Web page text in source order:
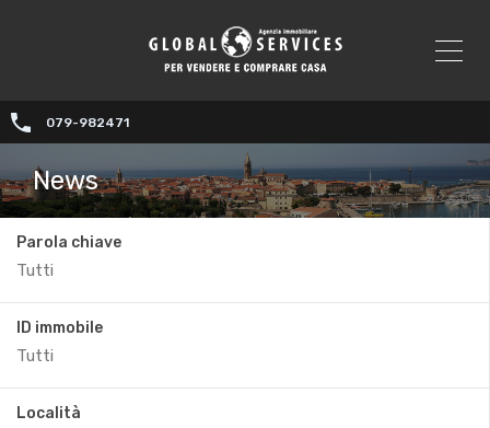
079-982471
News
Parola chiave
ID immobile
Località